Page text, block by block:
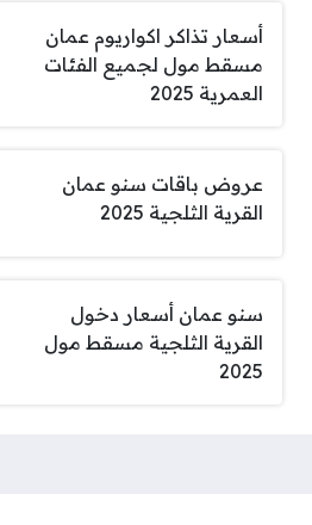
أسعار تذاكر اكواريوم عمان
مسقط مول لجميع الفئات
العمرية 2025
عروض باقات سنو عمان
القرية الثلجية 2025
سنو عمان أسعار دخول
القرية الثلجية مسقط مول
2025